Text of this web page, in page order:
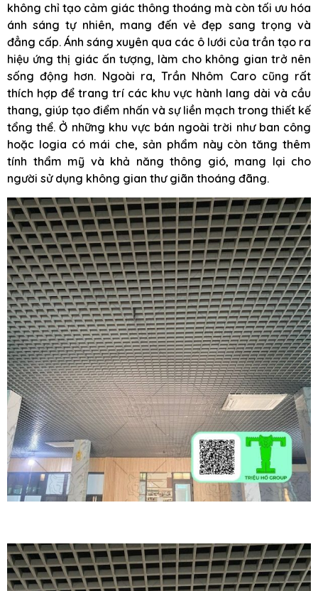
không chỉ tạo cảm giác thông thoáng mà còn tối ưu hóa
ánh sáng tự nhiên, mang đến vẻ đẹp sang trọng và
đẳng cấp. Ánh sáng xuyên qua các ô lưới của trần tạo ra
hiệu ứng thị giác ấn tượng, làm cho không gian trở nên
sống động hơn. Ngoài ra, Trần Nhôm Caro cũng rất
thích hợp để trang trí các khu vực hành lang dài và cầu
thang, giúp tạo điểm nhấn và sự liền mạch trong thiết kế
tổng thể. Ở những khu vực bán ngoài trời như ban công
hoặc logia có mái che, sản phẩm này còn tăng thêm
tính thẩm mỹ và khả năng thông gió, mang lại cho
người sử dụng không gian thư giãn thoáng đãng.